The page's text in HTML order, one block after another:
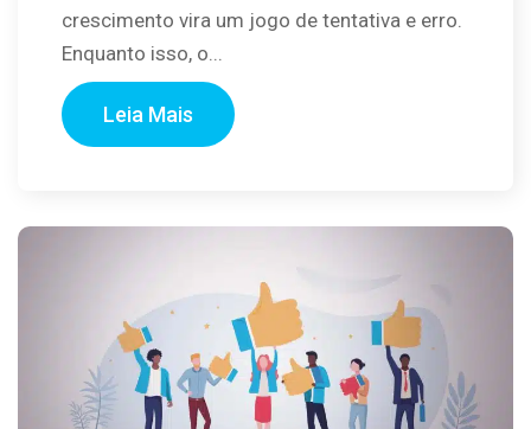
crescimento vira um jogo de tentativa e erro.
Enquanto isso, o...
Leia Mais